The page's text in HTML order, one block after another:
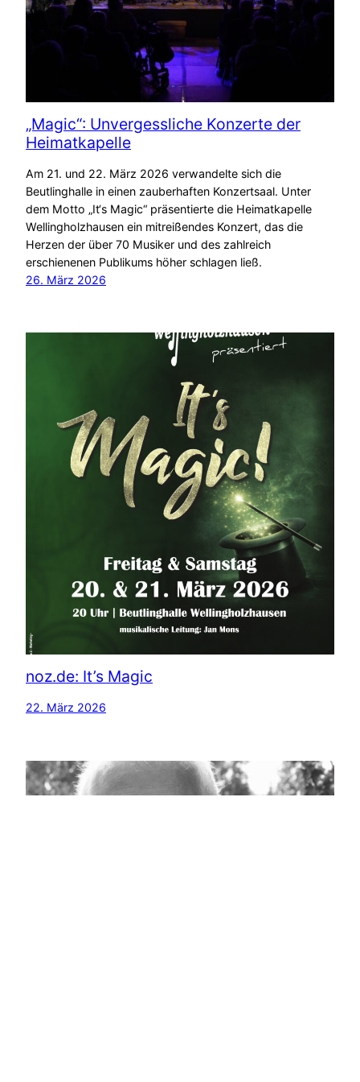
„Magic“: Unvergessliche Konzerte der
Heimatkapelle
Am 21. und 22. März 2026 verwandelte sich die
Beutlinghalle in einen zauberhaften Konzertsaal. Unter
dem Motto „It‘s Magic“ präsentierte die Heimatkapelle
Wellingholzhausen ein mitreißendes Konzert, das die
Herzen der über 70 Musiker und des zahlreich
erschienenen Publikums höher schlagen ließ.
26. März 2026
noz.de: It’s Magic
22. März 2026